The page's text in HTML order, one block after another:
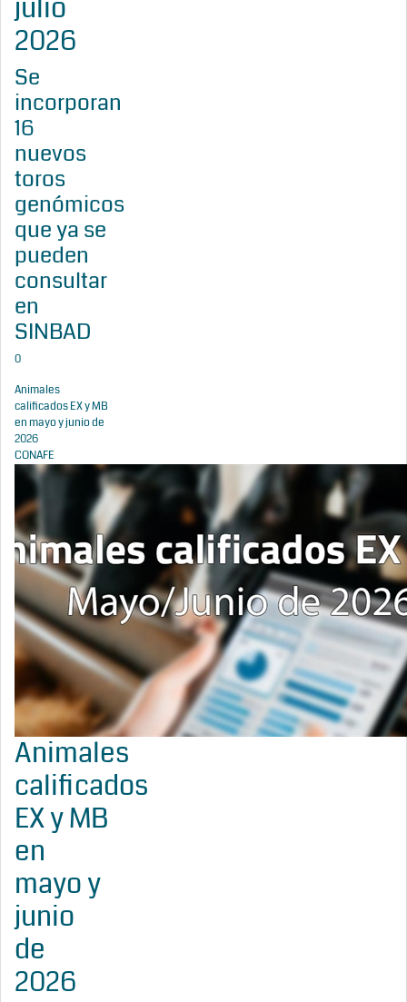
julio
2026
Se
incorporan
16
nuevos
toros
genómicos
que ya se
pueden
consultar
en
SINBAD
0
Animales
calificados EX y MB
en mayo y junio de
2026
CONAFE
Animales
calificados
EX y MB
en
mayo y
junio
de
2026